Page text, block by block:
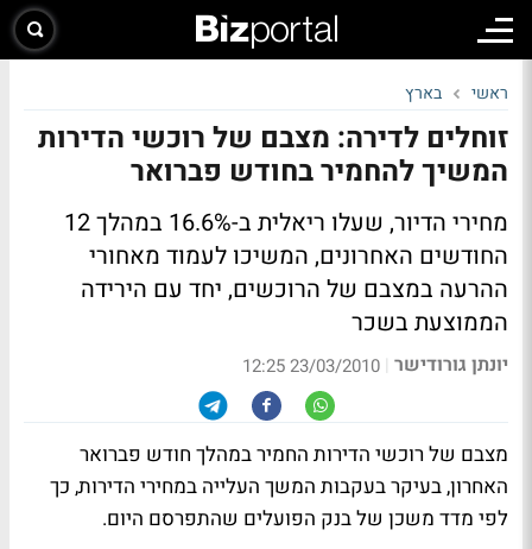
ראשי בארץ
זוחלים לדירה: מצבם של רוכשי הדירות
המשיך להחמיר בחודש פברואר
מחירי הדיור, שעלו ריאלית ב-16.6% במהלך 12
החודשים האחרונים, המשיכו לעמוד מאחורי
ההרעה במצבם של הרוכשים, יחד עם הירידה
הממוצעת בשכר
יונתן גורודישר |
23/03/2010 12:25
מצבם של רוכשי הדירות החמיר במהלך חודש פברואר
האחרון, בעיקר בעקבות המשך העלייה במחירי הדירות, כך
לפי מדד משכן של בנק הפועלים שהתפרסם היום.